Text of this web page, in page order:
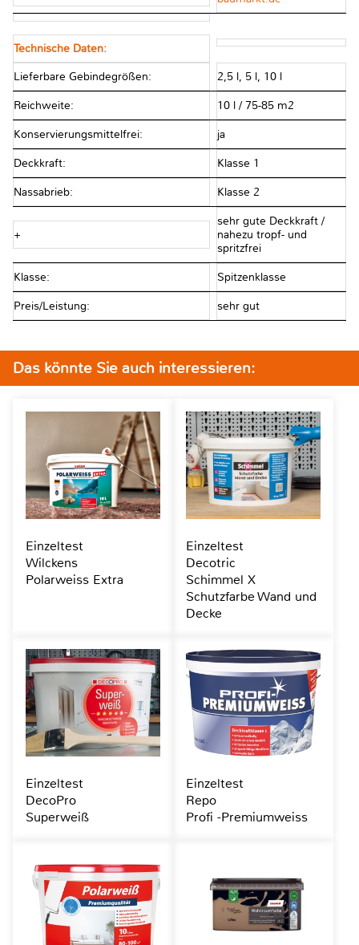
Technische Daten:
Lieferbare Gebindegrößen: 2,5 l, 5 l, 10 l
Reichweite: 10 l / 75-85 m2
Konservierungsmittelfrei: ja
Deckkraft: Klasse 1
Nassabrieb: Klasse 2
+
sehr gute Deckkraft /
nahezu tropf- und
spritzfrei
Klasse: Spitzenklasse
Preis/Leistung: sehr gut
Das könnte Sie auch interessieren:
Einzeltest
Wilckens
Polarweiss Extra
Einzeltest
Decotric
Schimmel X
Schutzfarbe Wand und
Decke
Einzeltest
DecoPro
Superweiß
Einzeltest
Repo
Profi -Premiumweiss